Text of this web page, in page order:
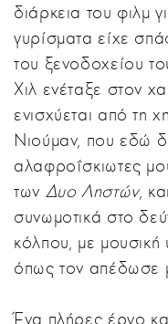
διάρκεια του φιλμ
γυρίσματα είχε
του ξενοδοχείου
Χιλ ενέταξε στον
ενισχύεται από τη
Νιούμαν, που εδώ
αλαφροΐσκιωτες
των Δυο Ληστών,
συνωμοτικά στο
κόλπου, με μουσική
όπως τον απέδωσε
Ένα πλήρες έργο